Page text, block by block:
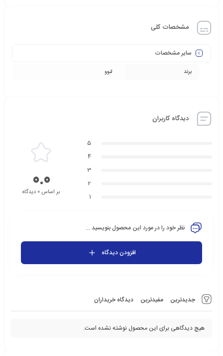
مشخصات کلی
سایر مشخصات
برند لنوو
دیدگاه کاربران
جدیدترین مفیدترین دیدگاه خریداران
هیچ دیدگاهی برای این محصول نوشته نشده است.
5
4
3
2
1
0.0بر اساس 0 دیدگاه
نظر خود را در مورد این محصول بنویسید ...
افزودن دیدگاه